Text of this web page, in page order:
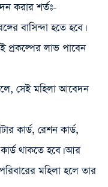
করার শর্তঃ-
বাসিন্দা হতে হবে।
প্রকল্পের লাভ পাবেন
সেই মহিলা আবেদন
কার্ড, রেশন কার্ড,
কার্ড থাকতে হবে। আর
মহিলা হলে তার